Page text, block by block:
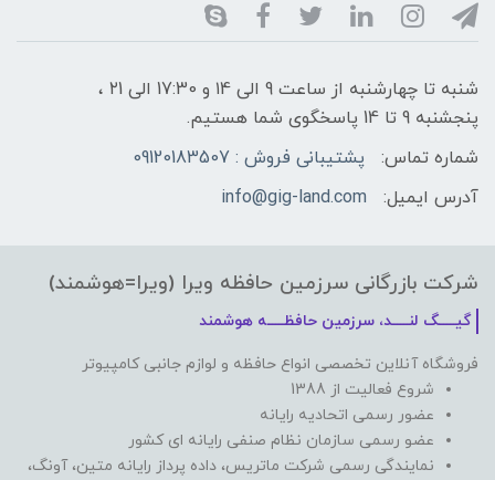
شنبه تا چهارشنبه از ساعت 9 الی ۱4 و 17:30 الی ۲1 ،
پنجشنبه 9 تا 14 پاسخگوی شما هستیم.
شماره تماس:
پشتیبانی فروش : 09120183507
آدرس ایمیل:
info@gig-land.com
شرکت بازرگانی سرزمین حافظه ویرا (ویرا=هوشمند)
گیـــــگ لنـــــد، سرزمین حافظـــــه هوشمند
فروشگاه آنلاین تخصصی انواع حافظه و لوازم جانبی کامپیوتر
شروع فعالیت از 1388
عضور رسمی اتحادیه رایانه
عضو رسمی سازمان نظام صنفی رایانه ای کشور
نمایندگی رسمی شرکت ماتریس، داده پرداز رایانه متین، آونگ،